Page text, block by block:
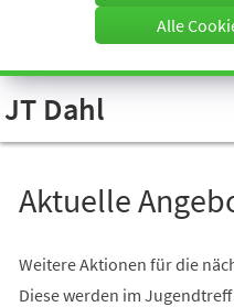
Visuelle
Assistenzsoftware
öffnen.
Alle
JT Dahl
Aktuelle
Weitere Aktionen für die
Diese werden im